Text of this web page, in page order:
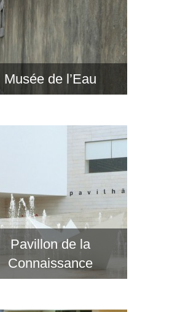
Musée de l’Eau
Pavillon de la
Connaissance